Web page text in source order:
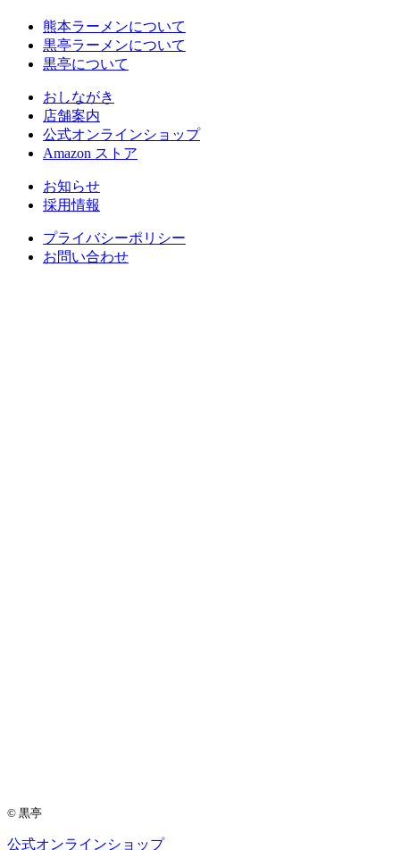
熊本ラーメンについて
黒亭ラーメンについて
黒亭について
おしながき
店舗案内
公式オンラインショップ
Amazon ストア
お知らせ
採用情報
プライバシーポリシー
お問い合わせ
© 黒亭
公式オンラインショップ